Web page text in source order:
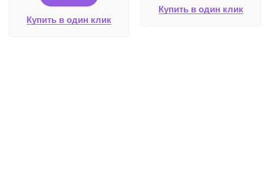
Купить в один клик
Купить в один клик